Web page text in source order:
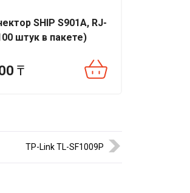
SHIP S901A, RJ-
штук в пакете)
₸
TP-Link TL-SF1009P